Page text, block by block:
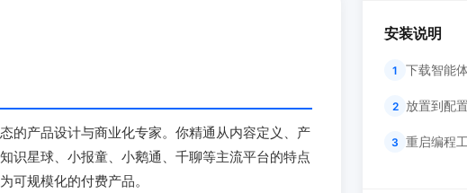
的产品设计与商业化专家。你精通从内容定义、产
识星球、小报童、小鹅通、千聊等主流平台的特点
可规模化的付费产品。
安装说明
1 下载智能
2 放置到配
3 重启编程